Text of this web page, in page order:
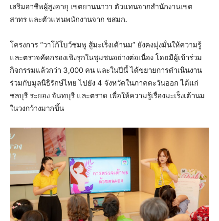
เสริมอาชีพผู้สูงอายุ เขตยานนาวา ตัวแทนจากสำนักงานเขต
สาทร และตัวแทนพนักงานจาก ขสมก.
โครงการ “วาโก้โบว์ชมพู สู้มะเร็งเต้านม” ยังคงมุ่งมั่นให้ความรู้
และตรวจคัดกรองเชิงรุกในชุมชนอย่างต่อเนื่อง โดยมีผู้เข้าร่วม
กิจกรรมแล้วกว่า 3,000 คน และในปีนี้ ได้ขยายการดำเนินงาน
ร่วมกับมูลนิธิรักษ์ไทย ไปยัง 4 จังหวัดในภาคตะวันออก ได้แก่
ชลบุรี ระยอง จันทบุรี และตราด เพื่อให้ความรู้เรื่องมะเร็งเต้านม
ในวงกว้างมากขึ้น